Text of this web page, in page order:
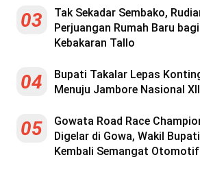
03
Tak Sekadar Sembako,
Perjuangan Rumah Baru
Kebakaran Tallo
04
Bupati Takalar Lepas
Menuju Jambore Nasional
05
Gowata Road Race
Digelar di Gowa, Wakil
Kembali Semangat Otomotif